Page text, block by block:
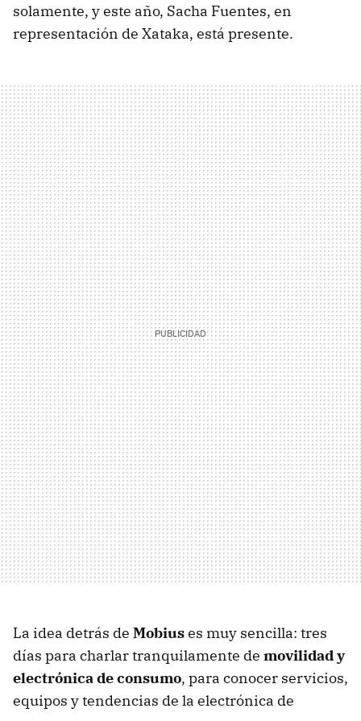
solamente, y este año, Sacha Fuentes, en
representación de Xataka, está presente.
La idea detrás de Mobiuses muy sencilla: tres
días para charlar tranquilamente de movilidad y
electrónica de consumo, para conocer servicios,
equipos y tendencias de la electrónica de